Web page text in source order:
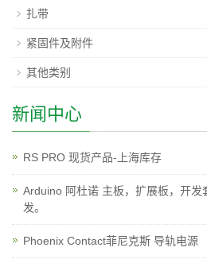
扎带
紧固件及附件
其他类别
新闻中心
RS PRO 现货产品-上海库存
Arduino 阿杜诺 主板，扩展板，开发
发。
Phoenix Contact菲尼克斯 导轨电源